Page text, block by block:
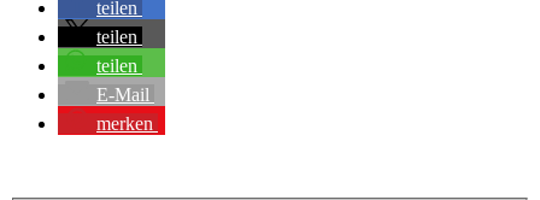
teilen
teilen
teilen
E-Mail
merken